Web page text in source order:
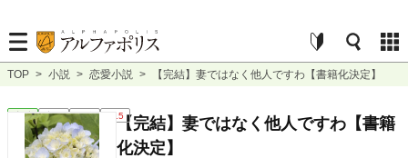
TOP > 小説 > 恋愛小説 > 【完結】妻ではなく他人ですわ【書籍化決定】
恋愛 完結 長編 R15【完結】妻ではなく他人ですわ【書籍
化決定】